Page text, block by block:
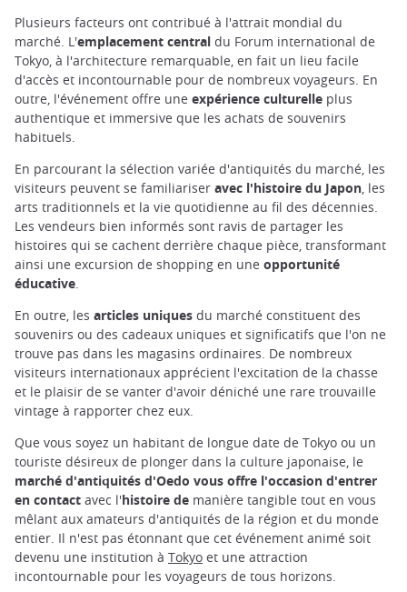
Plusieurs facteurs ont contribué à l'attrait mondial du
marché. L'emplacement central du Forum international de
Tokyo, à l'architecture remarquable, en fait un lieu facile
d'accès et incontournable pour de nombreux voyageurs. En
outre, l'événement offre une expérience culturelle plus
authentique et immersive que les achats de souvenirs
habituels.
En parcourant la sélection variée d'antiquités du marché, les
visiteurs peuvent se familiariser avec l'histoire du Japon, les
arts traditionnels et la vie quotidienne au fil des décennies.
Les vendeurs bien informés sont ravis de partager les
histoires qui se cachent derrière chaque pièce, transformant
ainsi une excursion de shopping en une opportunité
éducative.
En outre, les articles uniques du marché constituent des
souvenirs ou des cadeaux uniques et significatifs que l'on ne
trouve pas dans les magasins ordinaires. De nombreux
visiteurs internationaux apprécient l'excitation de la chasse
et le plaisir de se vanter d'avoir déniché une rare trouvaille
vintage à rapporter chez eux.
Que vous soyez un habitant de longue date de Tokyo ou un
touriste désireux de plonger dans la culture japonaise, le
marché d'antiquités d'Oedo vous offre l'occasion d'entrer
en contact avec l'histoire de manière tangible tout en vous
mêlant aux amateurs d'antiquités de la région et du monde
entier. Il n'est pas étonnant que cet événement animé soit
devenu une institution à Tokyo et une attraction
incontournable pour les voyageurs de tous horizons.